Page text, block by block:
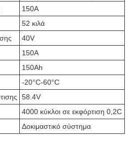
150A
52 κιλά
40V
150A
150Ah
-20°C-60°C
58.4V
4000 κύκλοι σε εκφόρτιση 0,2C
Δοκιμαστικό σύστημα